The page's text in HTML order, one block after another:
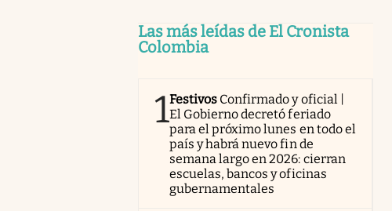
Las más leídas de El Cronista
Colombia
1Festivos Confirmado y oficial |
El Gobierno decretó feriado
para el próximo lunes en todo el
país y habrá nuevo fin de
semana largo en 2026: cierran
escuelas, bancos y oficinas
gubernamentales